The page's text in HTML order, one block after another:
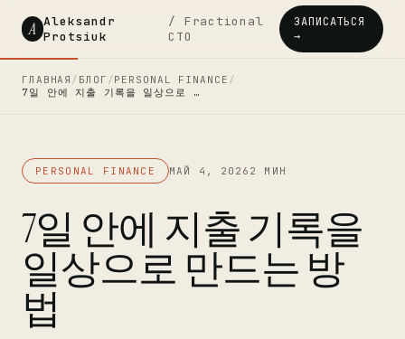
A Aleksandr
Protsiuk
/ Fractional
CTO
ЗАПИСАТЬСЯ
→
ГЛАВНАЯ / БЛОГ /PERSONAL FINANCE /
7일 안에 지출 기록을 일상으로 …
PERSONAL FINANCE МАЙ 4, 2026 2 МИН
7일 안에 지출 기록을
일상으로 만드는 방
법